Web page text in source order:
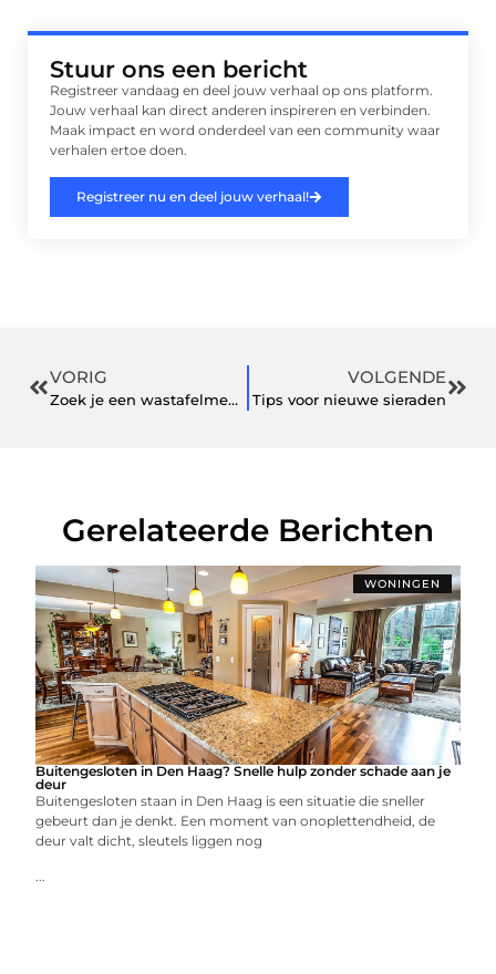
Stuur ons een bericht
Registreer vandaag en deel jouw verhaal op ons platform.
Jouw verhaal kan direct anderen inspireren en verbinden.
Maak impact en word onderdeel van een community waar
verhalen ertoe doen.
Registreer nu en deel jouw verhaal!
VORIG
Zoek je een wastafelmeubel? Deze koop je hier!
VOLGENDE
Tips voor nieuwe sieraden
Gerelateerde Berichten
WONINGEN
Buitengesloten in Den Haag? Snelle hulp zonder schade aan je
deur
Buitengesloten staan in Den Haag is een situatie die sneller
gebeurt dan je denkt. Een moment van onoplettendheid, de
deur valt dicht, sleutels liggen nog
...